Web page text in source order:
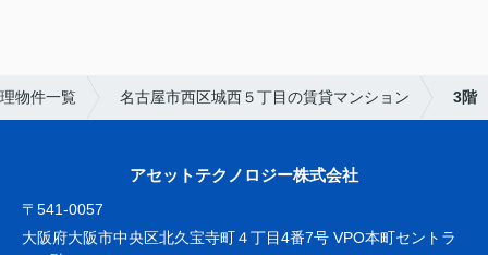
物件一覧 名古屋市西区城西５丁目の賃貸マンション 3階
アセットテクノロジー株式会社
〒541-0057
大阪府大阪市中央区北久宝寺町４丁目4番7号 VPO本町セントラ